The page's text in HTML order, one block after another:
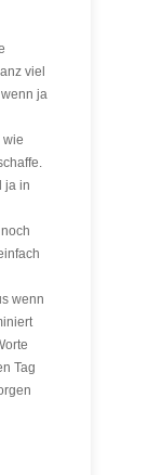
viel
ja
wie
ja in
wenn
Tag